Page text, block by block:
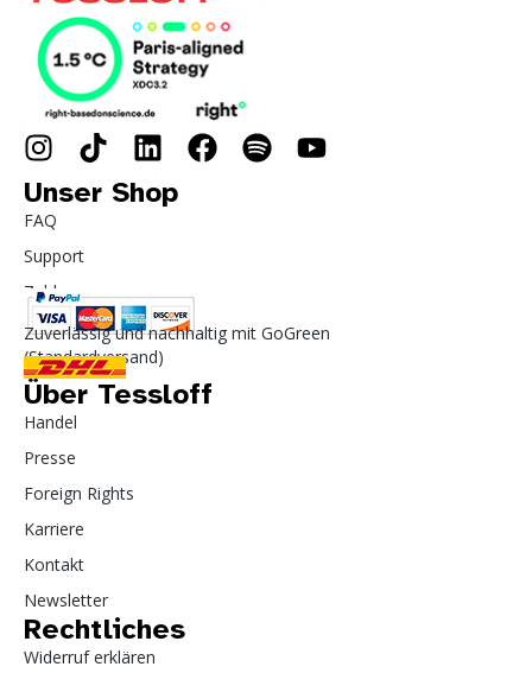
Unser Shop
FAQ
Support
Zahlung
Zuverlässig und nachhaltig mit GoGreen
(Standardversand)
Über Tessloff
Handel
Presse
Foreign Rights
Karriere
Kontakt
Newsletter
Rechtliches
Widerruf erklären